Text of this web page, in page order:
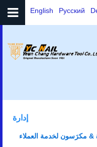
English Русский
إدارة